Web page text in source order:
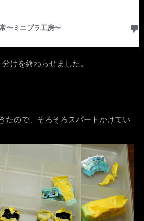
けを終わらせました。
たので、そろそろスパートかけてい